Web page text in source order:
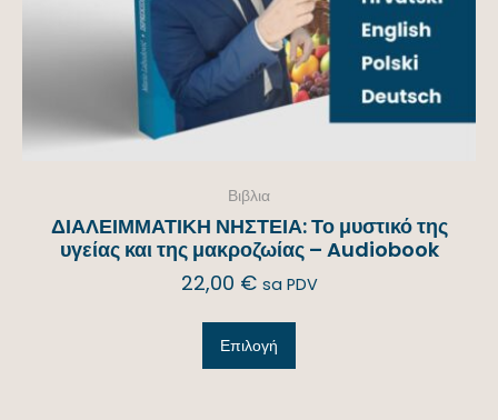
Βιβλια
ΔΙΑΛΕΙΜΜΑΤΙΚΗ ΝΗΣΤΕΙΑ: Το μυστικό της
υγείας και της μακροζωίας – Audiobook
22,00 € sa PDV
Επιλογή